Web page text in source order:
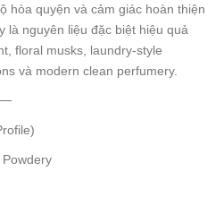
hòa quyện và cảm giác hoàn thiện
là nguyên liệu đặc biệt hiệu quả
floral musks, laundry-style
và modern clean perfumery.
Powdery